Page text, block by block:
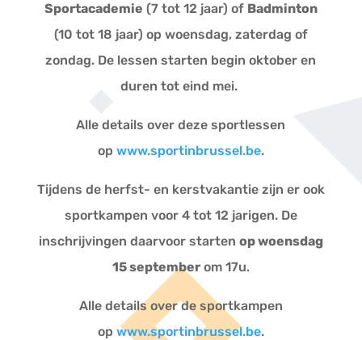
Sportacademie (7 tot 12 jaar) of Badminton
(10 tot 18 jaar) op woensdag, zaterdag of
zondag. De lessen starten begin oktober en
duren tot eind mei.
Alle details over deze sportlessen
op www.sportinbrussel.be.
Tijdens de herfst- en kerstvakantie zijn er ook
sportkampen voor 4 tot 12 jarigen. De
inschrijvingen daarvoor starten op woensdag
15 septemberom 17u.
Alle details over de sportkampen
op www.sportinbrussel.be.